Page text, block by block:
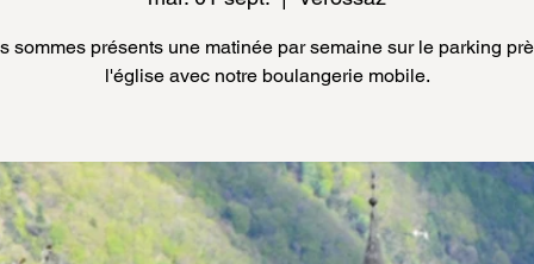
sommes présents une matinée par semaine sur le parking
l'église avec notre boulangerie mobile.